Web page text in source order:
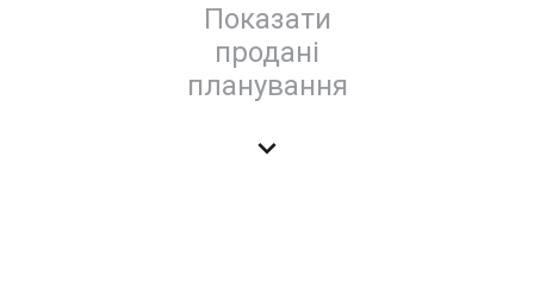
Показати
продані
планування
